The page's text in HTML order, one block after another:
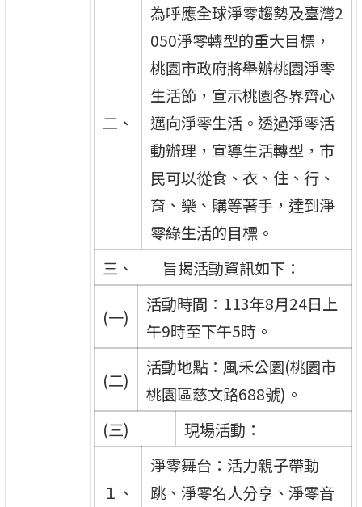
二、
為呼應全球淨零趨勢及臺灣2
050淨零轉型的重大目標，
桃園市政府將舉辦桃園淨零
生活節，宣示桃園各界齊心
邁向淨零生活。透過淨零活
動辦理，宣導生活轉型，市
民可以從食、衣、住、行、
育、樂、購等著手，達到淨
零綠生活的目標。
三、
旨揭活動資訊如下：
(一)
活動時間：113年8月24日上
午9時至下午5時。
(二)
活動地點：風禾公園(桃園市
桃園區慈文路688號)。
(三)
現場活動：
１、
淨零舞台：活力親子帶動
跳、淨零名人分享、淨零音